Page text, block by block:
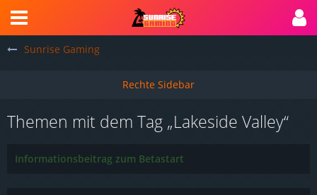
Sunrise Gaming
Themen mit dem Tag „Lakeside Valley“
Informationsbeitrag zum Betastart